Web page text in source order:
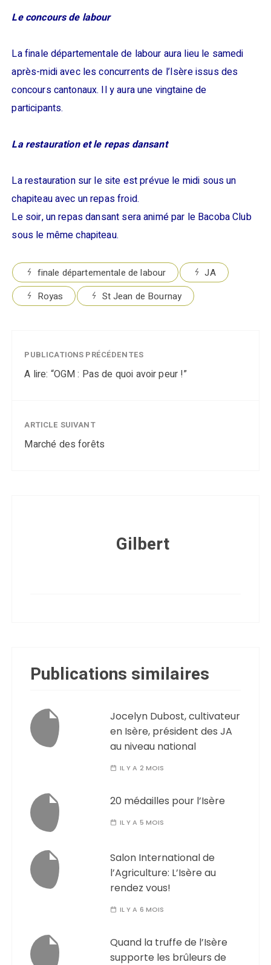
Le concours de labour
La finale départementale de labour aura lieu le samedi
après-midi avec les concurrents de l’Isère issus des
concours cantonaux. Il y aura une vingtaine de
participants.
La restauration et le repas dansant
La restauration sur le site est prévue le midi sous un
chapiteau avec un repas froid.
Le soir, un repas dansant sera animé par le Bacoba Club
sous le même chapiteau.
finale départementale de labour
JA
Royas
St Jean de Bournay
PUBLICATIONS PRÉCÉDENTES
A lire: “OGM : Pas de quoi avoir peur !”
ARTICLE SUIVANT
Marché des forêts
Gilbert
Publications similaires
Jocelyn Dubost, cultivateur
en Isère, président des JA
au niveau national
IL Y A 2 MOIS
20 médailles pour l’Isère
IL Y A 5 MOIS
Salon International de
l’Agriculture: L’Isère au
rendez vous!
IL Y A 6 MOIS
Quand la truffe de l’Isère
supporte les brûleurs de